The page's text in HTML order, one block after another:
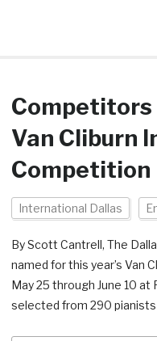
Competitors
Van Cliburn
Competition
International Dallas
By Scott Cantrell, The
named for this year’s Van
May 25 through June 10 at
selected from 290